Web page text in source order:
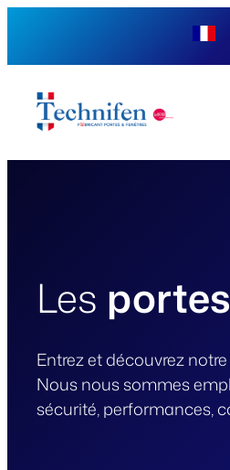
contenu
Les portes
Entrez et découvrez
Nous nous sommes
sécurité, performances,